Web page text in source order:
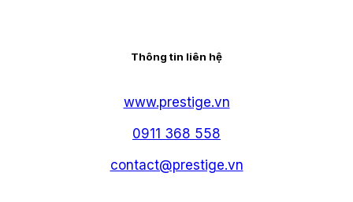
Thông tin liên hệ
www.prestige.vn
0911 368 558
contact@prestige.vn